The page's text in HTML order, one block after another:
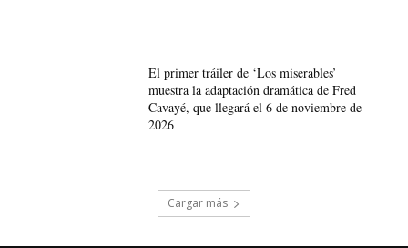
El primer tráiler de ‘Los miserables’
muestra la adaptación dramática de Fred
Cavayé, que llegará el 6 de noviembre de
2026
Cargar más